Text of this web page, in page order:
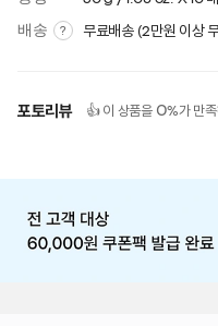
배송 ? 무료배송 (2만원 이상
포토리뷰 👍 이 상품을 0%가 만